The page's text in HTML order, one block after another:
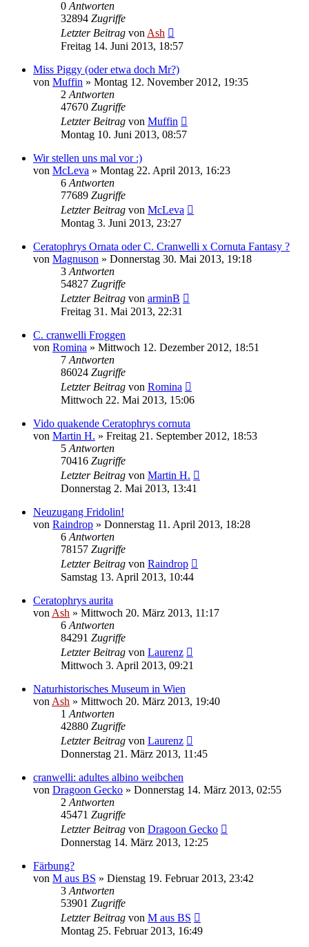
0 Antworten
32894 Zugriffe
Letzter Beitrag von Ash
Freitag 14. Juni 2013, 18:57
Miss Piggy (oder etwa doch Mr?)
von Muffin » Montag 12. November 2012, 19:35
2 Antworten
47670 Zugriffe
Letzter Beitrag von Muffin
Montag 10. Juni 2013, 08:57
Wir stellen uns mal vor :)
von McLeva » Montag 22. April 2013, 16:23
6 Antworten
77689 Zugriffe
Letzter Beitrag von McLeva
Montag 3. Juni 2013, 23:27
Ceratophrys Ornata oder C. Cranwelli x Cornuta Fantasy ?
von Magnuson » Donnerstag 30. Mai 2013, 19:18
3 Antworten
54827 Zugriffe
Letzter Beitrag von arminB
Freitag 31. Mai 2013, 22:31
C. cranwelli Froggen
von Romina » Mittwoch 12. Dezember 2012, 18:51
7 Antworten
86024 Zugriffe
Letzter Beitrag von Romina
Mittwoch 22. Mai 2013, 15:06
Vido quakende Ceratophrys cornuta
von Martin H. » Freitag 21. September 2012, 18:53
5 Antworten
70416 Zugriffe
Letzter Beitrag von Martin H.
Donnerstag 2. Mai 2013, 13:41
Neuzugang Fridolin!
von Raindrop » Donnerstag 11. April 2013, 18:28
6 Antworten
78157 Zugriffe
Letzter Beitrag von Raindrop
Samstag 13. April 2013, 10:44
Ceratophrys aurita
von Ash » Mittwoch 20. März 2013, 11:17
6 Antworten
84291 Zugriffe
Letzter Beitrag von Laurenz
Mittwoch 3. April 2013, 09:21
Naturhistorisches Museum in Wien
von Ash » Mittwoch 20. März 2013, 19:40
1 Antworten
42880 Zugriffe
Letzter Beitrag von Laurenz
Donnerstag 21. März 2013, 11:45
cranwelli: adultes albino weibchen
von Dragoon Gecko » Donnerstag 14. März 2013, 02:55
2 Antworten
45471 Zugriffe
Letzter Beitrag von Dragoon Gecko
Donnerstag 14. März 2013, 12:25
Färbung?
von M aus BS » Dienstag 19. Februar 2013, 23:42
3 Antworten
53901 Zugriffe
Letzter Beitrag von M aus BS
Montag 25. Februar 2013, 16:49